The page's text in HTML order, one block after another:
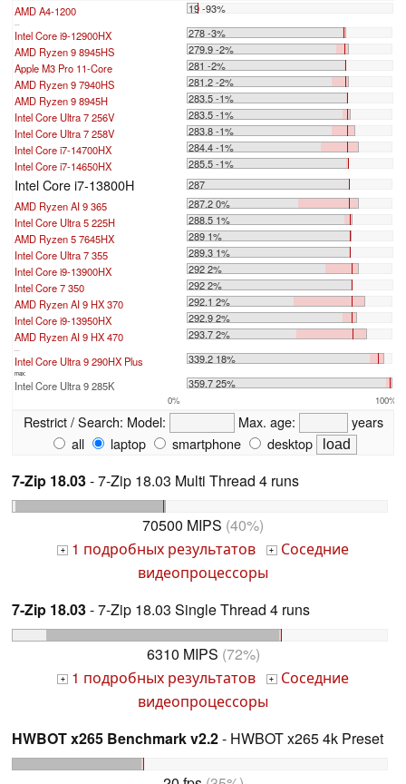
AMD A4-1200 19 -93%
...
Intel Core i9-12900HX
278 -3%
AMD Ryzen 9 8945HS
279.9 -2%
Apple M3 Pro 11-Core
281 -2%
AMD Ryzen 9 7940HS
281.2 -2%
AMD Ryzen 9 8945H
283.5 -1%
Intel Core Ultra 7 256V
283.5 -1%
Intel Core Ultra 7 258V
283.8 -1%
Intel Core i7-14700HX
284.4 -1%
Intel Core i7-14650HX
285.5 -1%
Intel Core i7-13800H
287
AMD Ryzen AI 9 365
287.2 0%
Intel Core Ultra 5 225H
288.5 1%
AMD Ryzen 5 7645HX
289 1%
Intel Core Ultra 7 355
289.3 1%
Intel Core i9-13900HX
292 2%
Intel Core 7 350
292 2%
AMD Ryzen AI 9 HX 370
292.1 2%
Intel Core i9-13950HX
292.9 2%
AMD Ryzen AI 9 HX 470
293.7 2%
...
Intel Core Ultra 9 290HX Plus 339.2 18%
max:
Intel Core Ultra 9 285K 359.7 25%
0% 100%
Restrict / Search: Model: Max. age:
years
all
laptop smartphone desktop
7-Zip 18.03- 7-Zip 18.03 Multi Thread 4 runs
70500 MIPS (40%)
+ 1 подробных результатов + Соседние
видеопроцессоры
7-Zip 18.03- 7-Zip 18.03 Single Thread 4 runs
6310 MIPS (72%)
+ 1 подробных результатов + Соседние
видеопроцессоры
HWBOT x265 Benchmark v2.2- HWBOT x265 4k Preset